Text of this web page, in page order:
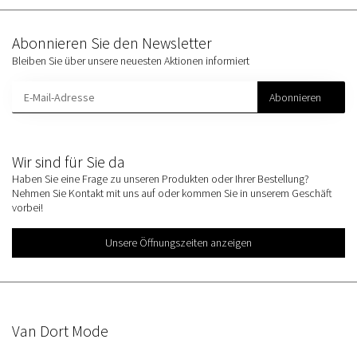
Wir sind für Sie da
Haben Sie eine Frage zu unseren Produkten oder Ihrer Bestellung?
Nehmen Sie Kontakt mit uns auf oder kommen Sie in unserem Geschäft
vorbei!
Unsere Öffnungszeiten anzeigen
Abonnieren Sie den Newsletter
Bleiben Sie über unsere neuesten Aktionen informiert
Abonnieren
Van Dort Mode